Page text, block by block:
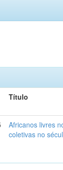
Título
Africanos livres
coletivas no